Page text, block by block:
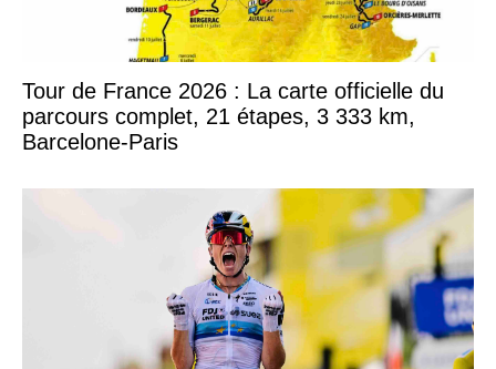
Tour de France 2026 : La carte officielle du
parcours complet, 21 étapes, 3 333 km,
Barcelone-Paris